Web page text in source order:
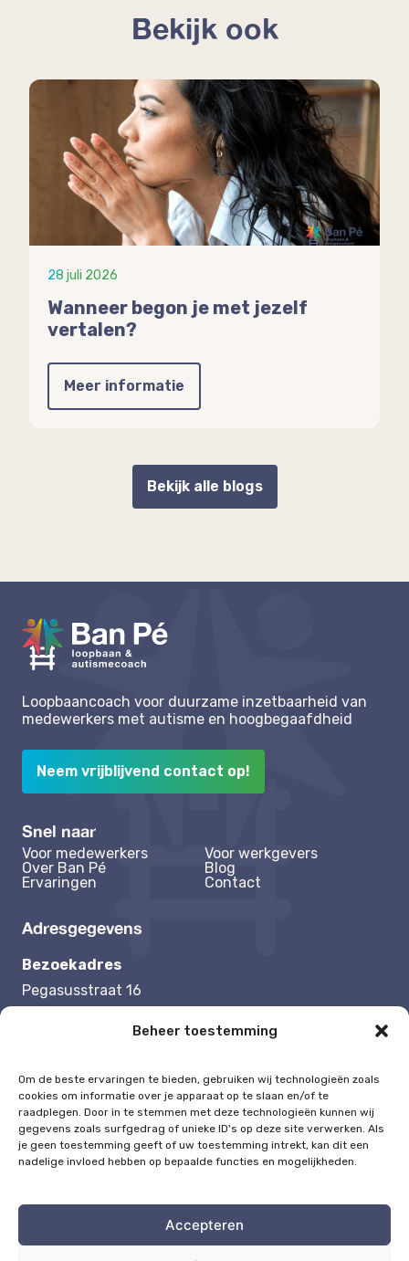
Beheer toestemming
Om de beste ervaringen te bieden, gebruiken wij technologieën zoals
cookies om informatie over je apparaat op te slaan en/of te
raadplegen. Door in te stemmen met deze technologieën kunnen wij
gegevens zoals surfgedrag of unieke ID's op deze site verwerken. Als
je geen toestemming geeft of uw toestemming intrekt, kan dit een
nadelige invloed hebben op bepaalde functies en mogelijkheden.
Accepteren
Bekijk ook
Bekijk alle blogs
28 juli 2026
Wanneer begon je met jezelf
vertalen?
Meer informatie
Loopbaancoach voor duurzame inzetbaarheid van
medewerkers met autisme en hoogbegaafdheid
Neem vrijblijvend contact op!
Snel naar
Voor medewerkers
Voor werkgevers
Over Ban Pé
Blog
Ervaringen
Contact
Adresgegevens
Bezoekadres
Pegasusstraat 16
Tel: 0625192504
Mail: melisa@ban-pe.nl